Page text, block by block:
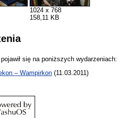
1024 x 768
158,11 KB
się na poniższych wydarzeniach:
– Wampirkon (11.03.2011)